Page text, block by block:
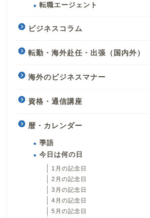
転職エージェント
ビジネスコラム
転勤・海外赴任・出張（国内外）
海外のビジネスマナー
資格・通信講座
暦・カレンダー
季語
今日は何の日
1月の記念日
2月の記念日
3月の記念日
4月の記念日
5月の記念日